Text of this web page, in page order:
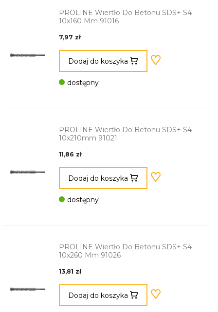
PROLINE Wiertło Do Betonu SDS+ S4
10x160 Mm 91016
7,97 zł
Dodaj do koszyka
dostępny
PROLINE Wiertło Do Betonu SDS+ S4
10x210mm 91021
11,86 zł
Dodaj do koszyka
dostępny
PROLINE Wiertło Do Betonu SDS+ S4
10x260 Mm 91026
13,81 zł
Dodaj do koszyka